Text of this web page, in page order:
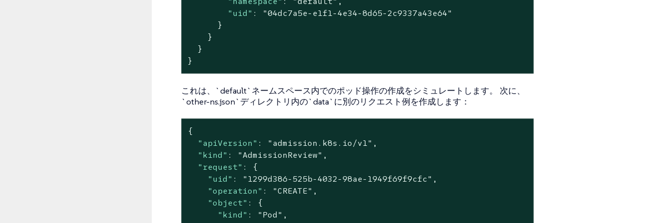
"uid" : "04dc7a5e-e1f1-4e34-8d65-2c9337a43e64"
      }
    }
  }
}
これは、`default`ネームスペース内でのポッド操作の作成をシミュレートします。 次に、
`other-ns.json`ディレクトリ内の`data`に別のリクエスト例を作成します：
{
"apiVersion" : "admission.k8s.io/v1" ,
"kind" : "AdmissionReview" ,
"request" : {
"uid" : "1299d386-525b-4032-98ae-1949f69f9cfc" ,
"operation" : "CREATE" ,
"object" : {
"kind" : "Pod" ,